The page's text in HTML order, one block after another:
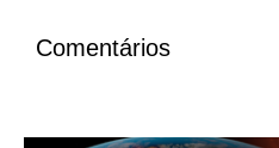
Comentários